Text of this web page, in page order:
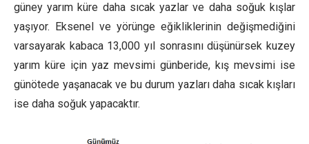
güney yarım küre daha sıcak yazlar ve daha soğuk kışlar
yaşıyor. Eksenel ve yörünge eğikliklerinin değişmediğini
varsayarak kabaca 13,000 yıl sonrasını düşünürsek kuzey
yarım küre için yaz mevsimi günberide, kış mevsimi ise
günötede yaşanacak ve bu durum yazları daha sıcak kışları
ise daha soğuk yapacaktır.